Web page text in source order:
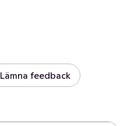
Lämna feedback